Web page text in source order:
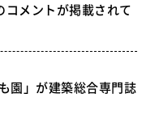
メントが掲載されて
園」が建築総合専門誌